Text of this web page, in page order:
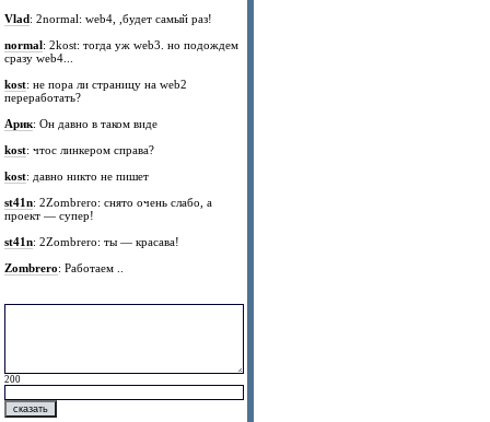
Vlad: 2normal: web4, ,будет самый раз!
normal: 2kost: тогда уж web3. но подождем
сразу web4...
kost: не пора ли страницу на web2
переработать?
Арик: Он давно в таком виде
kost: чтос линкером справа?
kost: давно никто не пишет
st41n: 2Zombrero: снято очень слабо, а
проект — супер!
st41n: 2Zombrero: ты — красава!
Zombrero: Работаем ..
200